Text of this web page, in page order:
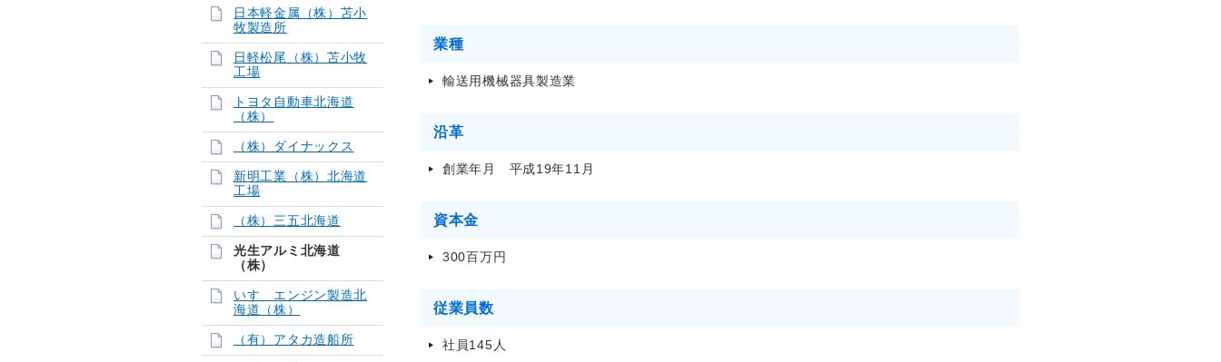
業種
輸送用機械器具製造業
沿革
創業年月 平成19年11月
資本金
300百万円
従業員数
社員145人
日本軽金属（株）苫小
牧製造所
日軽松尾（株）苫小牧
工場
トヨタ自動車北海道
（株）
（株）ダイナックス
新明工業（株）北海道
工場
（株）三五北海道
光生アルミ北海道
（株）
いすゞエンジン製造北
海道（株）
（有）アタカ造船所